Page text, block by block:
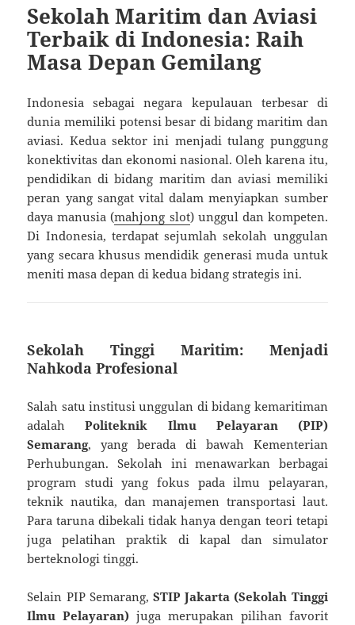
Sekolah Maritim dan Aviasi
Terbaik di Indonesia: Raih
Masa Depan Gemilang
Indonesia sebagai negara kepulauan terbesar di
dunia memiliki potensi besar di bidang maritim dan
aviasi. Kedua sektor ini menjadi tulang punggung
konektivitas dan ekonomi nasional. Oleh karena itu,
pendidikan di bidang maritim dan aviasi memiliki
peran yang sangat vital dalam menyiapkan sumber
daya manusia (mahjong slot) unggul dan kompeten.
Di Indonesia, terdapat sejumlah sekolah unggulan
yang secara khusus mendidik generasi muda untuk
meniti masa depan di kedua bidang strategis ini.
Sekolah Tinggi Maritim: Menjadi
Nahkoda Profesional
Salah satu institusi unggulan di bidang kemaritiman
adalahPoliteknik Ilmu Pelayaran (PIP)
Semarang, yang berada di bawah Kementerian
Perhubungan. Sekolah ini menawarkan berbagai
program studi yang fokus pada ilmu pelayaran,
teknik nautika, dan manajemen transportasi laut.
Para taruna dibekali tidak hanya dengan teori tetapi
juga pelatihan praktik di kapal dan simulator
berteknologi tinggi.
Selain PIP Semarang, STIP Jakarta (Sekolah Tinggi
Ilmu Pelayaran) juga merupakan pilihan favorit